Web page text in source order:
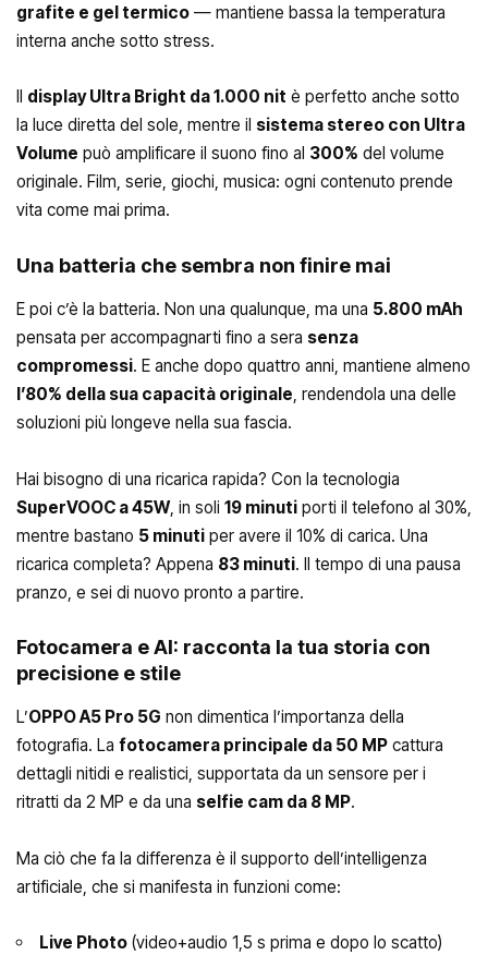
grafite e gel termico — mantiene bassa la temperatura
interna anche sotto stress.
display Ultra Bright da 1.000 nit è perfetto anche sotto
la luce diretta del sole, mentre il sistema stereo con Ultra
Volume può amplificare il suono fino al 300% del volume
originale. Film, serie, giochi, musica: ogni contenuto prende
vita come mai prima.
Una batteria che sembra non finire mai
E poi c’è la batteria. Non una qualunque, ma una 5.800 mAh
pensata per accompagnarti fino a sera senza
compromessi. E anche dopo quattro anni, mantiene almeno
l’80% della sua capacità originale, rendendola una delle
soluzioni più longeve nella sua fascia.
Hai bisogno di una ricarica rapida? Con la tecnologia
SuperVOOC a 45W, in soli 19 minuti porti il telefono al 30%,
mentre bastano 5 minuti per avere il 10% di carica. Una
ricarica completa? Appena 83 minuti. Il tempo di una pausa
pranzo, e sei di nuovo pronto a partire.
Fotocamera e AI: racconta la tua storia con
precisione e stile
L’OPPO A5 Pro 5G non dimentica l’importanza della
fotografia. La fotocamera principale da 50 MP cattura
dettagli nitidi e realistici, supportata da un sensore per i
ritratti da 2 MP e da una selfie cam da 8 MP.
Ma ciò che fa la differenza è il supporto dell’intelligenza
artificiale, che si manifesta in funzioni come:
Live Photo (video+audio 1,5 s prima e dopo lo scatto)